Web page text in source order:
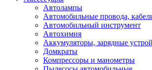
Платы
Ракели
Ролики/наборы
Сервисные наборы
Смазки
Автолампы
Автомобильные провода,
Автомобильный инструмент
Автохимия
Аккумуляторы, зарядные
Домкраты
Компрессоры и манометры